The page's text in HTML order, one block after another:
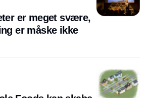
er meget svære,
er måske ikke